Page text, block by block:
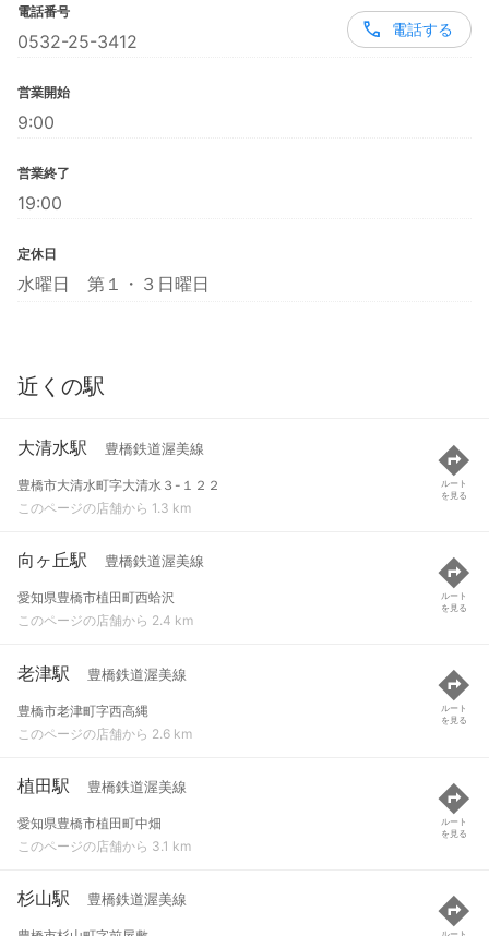
電話番号
0532-25-3412
電話する
営業開始
9:00
営業終了
19:00
定休日
水曜日 第１・３日曜日
近くの駅
大清水駅 豊橋鉄道渥美線
豊橋市大清水町字大清水３-１２２
このページの店舗から 1.3 km
ルート
を見る
向ヶ丘駅 豊橋鉄道渥美線
愛知県豊橋市植田町西蛤沢
このページの店舗から 2.4 km
ルート
を見る
老津駅 豊橋鉄道渥美線
豊橋市老津町字西高縄
このページの店舗から 2.6 km
ルート
を見る
植田駅 豊橋鉄道渥美線
愛知県豊橋市植田町中畑
このページの店舗から 3.1 km
ルート
を見る
杉山駅 豊橋鉄道渥美線